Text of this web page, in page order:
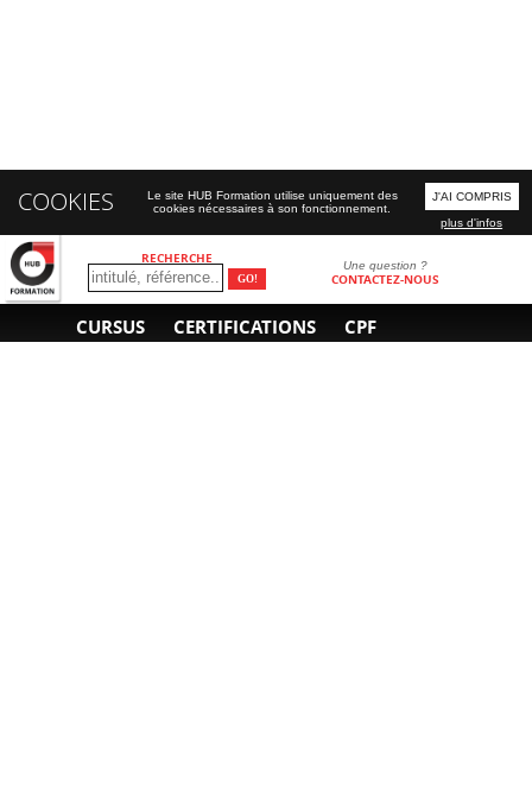
RECHERCHE Une question ?
CONTACTEZ-NOUS
CURSUS CERTIFICATIONS CPF
COOKIES
Le site HUB Formation utilise uniquement des
cookies nécessaires à son fonctionnement.
J'AI COMPRIS
plus d'infos